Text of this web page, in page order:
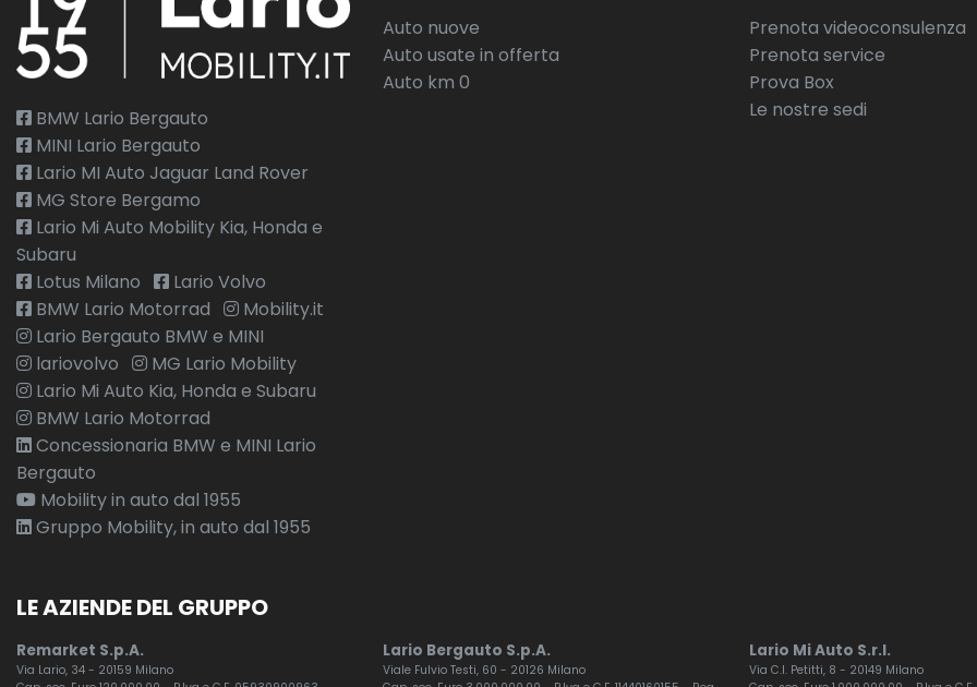
BMW Lario Bergauto
MINI Lario Bergauto
Lario MI Auto Jaguar Land Rover
MG Store Bergamo
Lario Mi Auto Mobility Kia, Honda e
Subaru
Lotus Milano
Lario Volvo
BMW Lario Motorrad
Mobility.it
Lario Bergauto BMW e MINI
lariovolvo
MG Lario Mobility
Lario Mi Auto Kia, Honda e Subaru
BMW Lario Motorrad
Concessionaria BMW e MINI Lario
Bergauto
Mobility in auto dal 1955
Gruppo Mobility, in auto dal 1955
Auto nuove
Auto usate in offerta
Auto km 0
Prenota videoconsulenza
Prenota service
Prova Box
Le nostre sedi
LE AZIENDE DEL GRUPPO
Remarket S.p.A.
Via Lario, 34 - 20159 Milano
Lario Bergauto S.p.A.
Viale Fulvio Testi, 60 - 20126 Milano
Lario Mi Auto S.r.l.
Via C.I. Petitti, 8 - 20149 Milano